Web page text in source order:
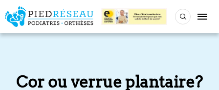
Cor ou verrue plantaire?